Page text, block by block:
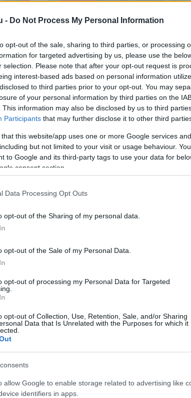
- Do Not Process My Personal Information
opt-out of the sale, sharing to third parties, or processing
for targeted advertising by us, please use the
selection. Please note that after your opt-out request is
interest-based ads based on personal information
to third parties prior to your opt-out. You may
of your personal information by third parties on the
This information may also be disclosed by us to third
Participants that may further disclose it to other third
that this website/app uses one or more Google services
but not limited to your visit or usage behaviour.
to Google and its third-party tags to use your data for
consent section.
Data Processing Opt Outs
opt-out of the Sharing of my personal data.
opt-out of the Sale of my Personal Data.
opt-out of processing my Personal Data for Targeted
opt-out of Collection, Use, Retention, Sale, and/or Sharing
Data that Is Unrelated with the Purposes for which it
allow Google to enable storage related to advertising like
identifiers in apps.
miatt ült Lawson mellé
Nagydíj után gyorsan bejárta a közösségi médiát,
egy EasyJet-járaton utazott – mindezt ráadásul
bonyolódtak egymással. A Magyar Nagydíj
is szerepe volt abban, hogy végül egymás mellett
F1-es pilótaként is menetrend szerinti járatokkal repül,
sok pénzem, úgyhogy továbbra is normál menetrend
is ezt csináltam. Ha meg tudok spórolni egy kis pénzt,
több van? Nagyon szívesen utazom az EasyJettel.”